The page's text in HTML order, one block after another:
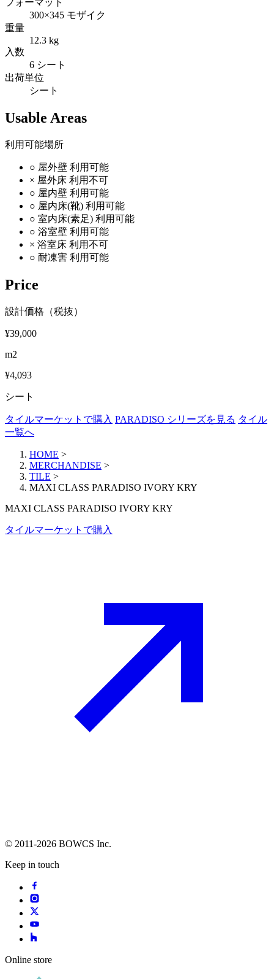
フォーマット
300×345 モザイク
重量
12.3 kg
入数
6 シート
出荷単位
シート
Usable Areas
利用可能場所
○ 屋外壁 利用可能
× 屋外床 利用不可
○ 屋内壁 利用可能
○ 屋内床(靴) 利用可能
○ 室内床(素足) 利用可能
○ 浴室壁 利用可能
× 浴室床 利用不可
○ 耐凍害 利用可能
Price
設計価格（税抜）
¥39,000
m2
¥4,093
シート
タイルマーケットで購入 PARADISO シリーズを見る タイル
一覧へ
HOME >
MERCHANDISE >
TILE >
MAXI CLASS PARADISO IVORY KRY
MAXI CLASS PARADISO IVORY KRY
タイルマーケットで購入
© 2011-2026 BOWCS Inc.
Keep in touch
Online store